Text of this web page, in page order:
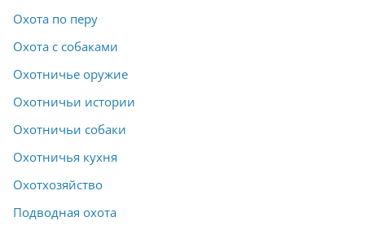
Охота по перу
Охота с собаками
Охотничье оружие
Охотничьи истории
Охотничьи собаки
Охотничья кухня
Охотхозяйство
Подводная охота